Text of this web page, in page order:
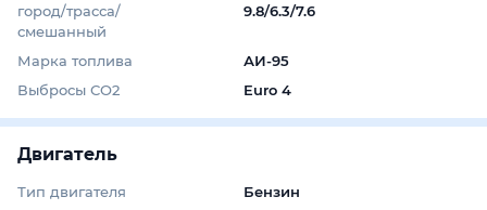
город/трасса/
смешанный
9.8/6.3/7.6
Марка топлива
АИ-95
Выбросы СО2
Euro 4
Двигатель
Тип двигателя
Бензин